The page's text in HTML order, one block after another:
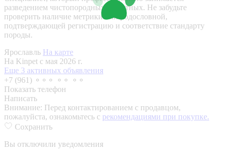
разведением чистопородных животных. Не забудьте
проверить наличие метрики или родословной,
подтверждающей регистрацию и соответствие стандарту
породы.
Ярославль На карте
На Kinpet c мая 2026 г.
Еще 3 активных объявления
+7 (961) ⚬⚬⚬ ⚬⚬ ⚬⚬
Показать телефон
Написать
Внимание: Перед контактированием с продавцом,
пожалуйста, ознакомьтесь с рекомендациями при покупке.
Сохранить
Вы отключили уведомления